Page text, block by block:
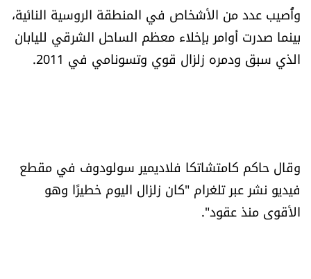
اقرأ تضحك
صحّة وصحن
الرياضة
وأُصيب عدد من الأشخاص في المنطقة الروسية النائية،
بينما صدرت أوامر بإخلاء معظم الساحل الشرقي لليابان
الذي سبق ودمره زلزال قوي وتسونامي في 2011.
وقال حاكم كامتشاتكا فلاديمير سولودوف في مقطع
فيديو نشر عبر تلغرام "كان زلزال اليوم خطيرًا وهو
الأقوى منذ عقود".